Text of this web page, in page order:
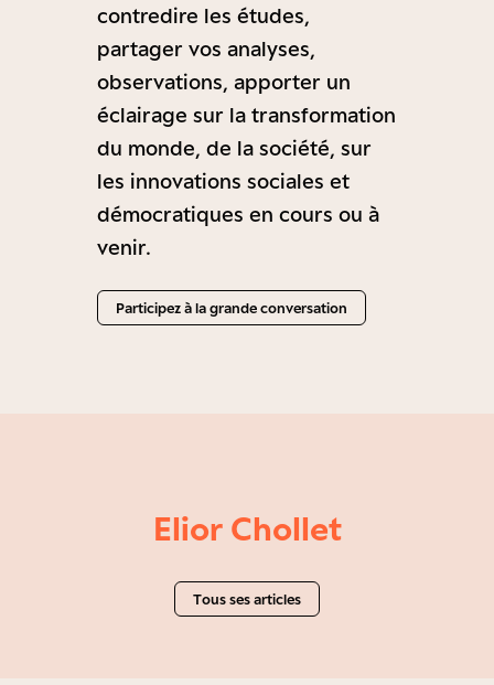
contredire les études,
partager vos analyses,
observations, apporter un
éclairage sur la transformation
du monde, de la société, sur
les innovations sociales et
démocratiques en cours ou à
venir.
Participez à la grande conversation
Elior Chollet
Tous ses articles